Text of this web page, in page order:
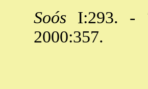
Soós I:293. -
2000:357.